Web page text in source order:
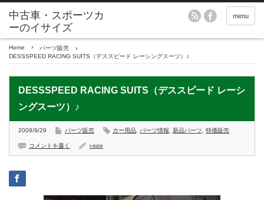
menu
Home
パーツ販売
DESSSPEED RACING SUITS（デススピード レーシングスーツ）♪
DESSSPEED RACING SUITS（デススピード レーシ
ングスーツ）♪
2009/9/29 パーツ販売 カー用品 パーツ情報 新品パーツ 特価販売
コメントを書く i-size